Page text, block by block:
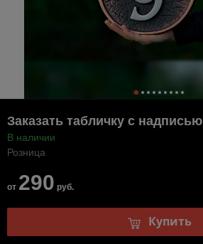
Заказать табличку с надписью
В наличии
Розница
от 290 руб.
Купить